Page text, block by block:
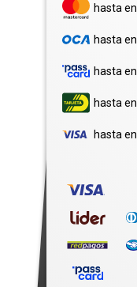
hasta en
hasta en
hasta en
hasta en
hasta en